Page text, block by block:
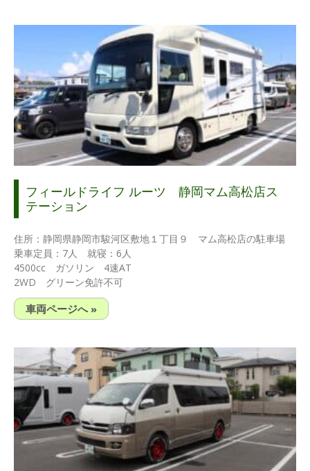
フィールドライフ ルーツ 静岡マム高松店ス
テーション
住所：静岡県静岡市駿河区敷地１丁目９ マム高松店の駐車場
乗車定員：7人 就寝：6人
4500cc ガソリン 4速AT
2WD グリーン免許不可
車両ページへ »